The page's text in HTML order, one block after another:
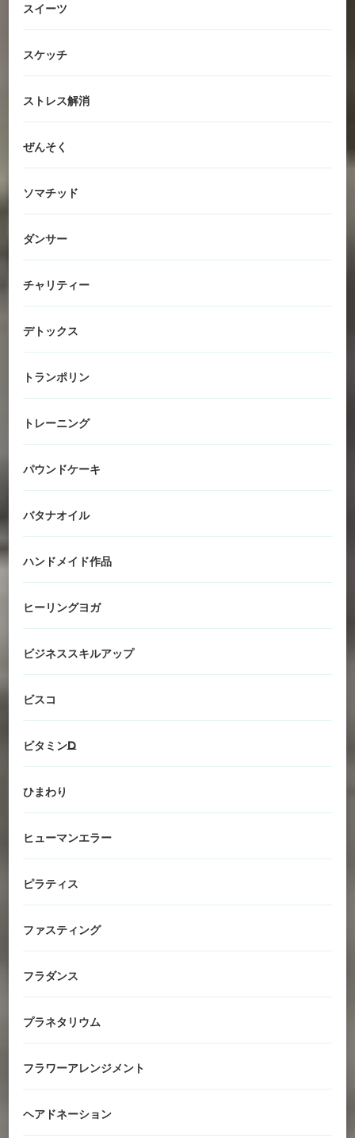
スイーツ
スケッチ
ストレス解消
ぜんそく
ソマチッド
ダンサー
チャリティー
デトックス
トランポリン
トレーニング
パウンドケーキ
バタナオイル
ハンドメイド作品
ヒーリングヨガ
ビジネススキルアップ
ビスコ
ビタミンD
ひまわり
ヒューマンエラー
ピラティス
ファスティング
フラダンス
プラネタリウム
フラワーアレンジメント
ヘアドネーション